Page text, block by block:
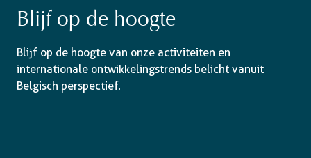
Blijf op de hoogte
Blijf op de hoogte van onze activiteiten en
internationale ontwikkelingstrends belicht vanuit
Belgisch perspectief.